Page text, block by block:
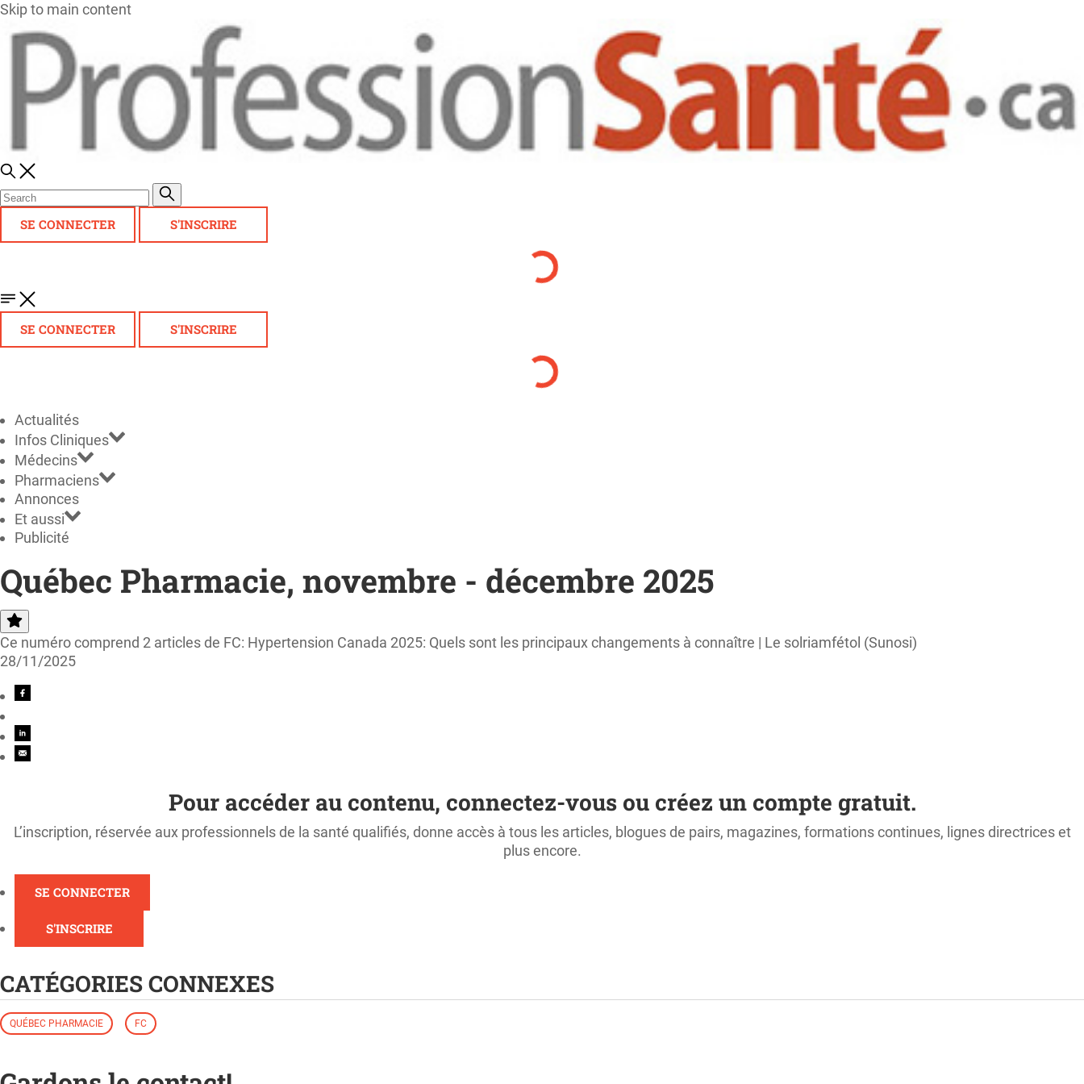
Skip to main content
SE CONNECTER S'INSCRIRE
SE CONNECTER S'INSCRIRE
Actualités
Infos Cliniques
Médecins
Pharmaciens
Annonces
Et aussi
Publicité
Québec Pharmacie, novembre - décembre 2025
Ce numéro comprend 2 articles de FC: Hypertension Canada 2025: Quels sont les principaux changements à connaître | Le solriamfétol (Sunosi)
28/11/2025
Pour accéder au contenu, connectez-vous ou créez un compte gratuit.
L’inscription, réservée aux professionnels de la santé qualifiés, donne accès à tous les articles, blogues de pairs, magazines, formations continues, lignes directrices et
plus encore.
SE CONNECTER
S'INSCRIRE
CATÉGORIES CONNEXES
QUÉBEC PHARMACIE FC